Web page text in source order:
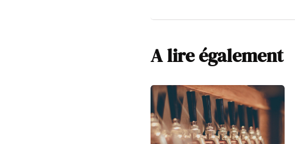
A lire également